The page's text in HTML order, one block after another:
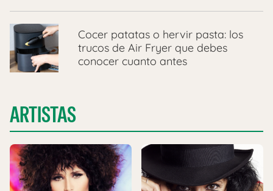
Cocer patatas o hervir pasta: los
trucos de Air Fryer que debes
conocer cuanto antes
ARTISTAS